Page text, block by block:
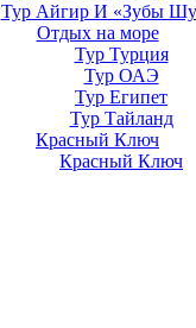
Тур Айгир И «Зубы
Отдых на море
Тур Турция
Тур ОАЭ
Тур Египет
Тур Тайланд
Красный Ключ
Красный Ключ